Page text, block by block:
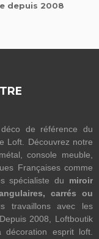
depuis 2008
de référence du
Loft. Découvrez notre
console meuble,
Françaises comme
spécialiste du miroir
carrés ou
travaillons avec les
2008, Loftboutik
esprit loft.